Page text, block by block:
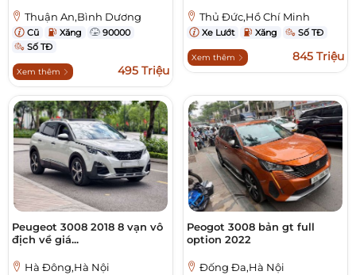
Thuận An,Bình Dương
Cũ Xăng
90000
Số TĐ
Xem thêm 495 Triệu
Thủ Đức,Hồ Chí Minh
Xe Lướt Xăng Số TĐ
Xem thêm 845 Triệu
Peugeot 3008 2018 8 vạn vô
địch về giá...
Hà Đông,Hà Nội
Peogot 3008 bản gt full
option 2022
Đống Đa,Hà Nội